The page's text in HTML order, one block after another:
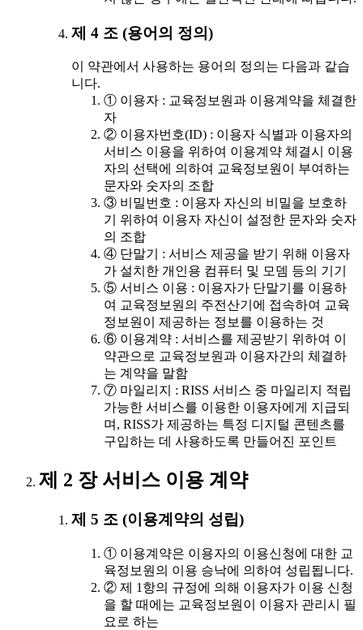
제 4 조 (용어의 정의)
이 약관에서 사용하는 용어의 정의는 다음과 같습
니다.
① 이용자 : 교육정보원과 이용계약을 체결한
자
② 이용자번호(ID) : 이용자 식별과 이용자의
서비스 이용을 위하여 이용계약 체결시 이용
자의 선택에 의하여 교육정보원이 부여하는
문자와 숫자의 조합
③ 비밀번호 : 이용자 자신의 비밀을 보호하
기 위하여 이용자 자신이 설정한 문자와 숫자
의 조합
④ 단말기 : 서비스 제공을 받기 위해 이용자
가 설치한 개인용 컴퓨터 및 모뎀 등의 기기
⑤ 서비스 이용 : 이용자가 단말기를 이용하
여 교육정보원의 주전산기에 접속하여 교육
정보원이 제공하는 정보를 이용하는 것
⑥ 이용계약 : 서비스를 제공받기 위하여 이
약관으로 교육정보원과 이용자간의 체결하
는 계약을 말함
⑦ 마일리지 : RISS 서비스 중 마일리지 적립
가능한 서비스를 이용한 이용자에게 지급되
며, RISS가 제공하는 특정 디지털 콘텐츠를
구입하는 데 사용하도록 만들어진 포인트
제 2 장 서비스 이용 계약
제 5 조 (이용계약의 성립)
① 이용계약은 이용자의 이용신청에 대한 교
육정보원의 이용 승낙에 의하여 성립됩니다.
② 제 1항의 규정에 의해 이용자가 이용 신청
을 할 때에는 교육정보원이 이용자 관리시 필
요로 하는